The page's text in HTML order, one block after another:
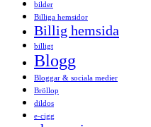
bilder
Billiga hemsidor
Billig hemsida
billigt
Blogg
Bloggar & sociala medier
Bröllop
dildos
e-cigg